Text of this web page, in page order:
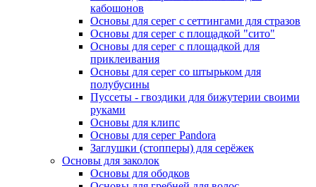
кабошонов
Основы для серег с сеттингами для стразов
Основы для серег с площадкой "сито"
Основы для серег с площадкой для
приклеивания
Основы для серег со штырьком для
полубусины
Пуссеты - гвоздики для бижутерии своими
руками
Основы для клипс
Основы для серег Pandora
Заглушки (стопперы) для серёжек
Основы для заколок
Основы для ободков